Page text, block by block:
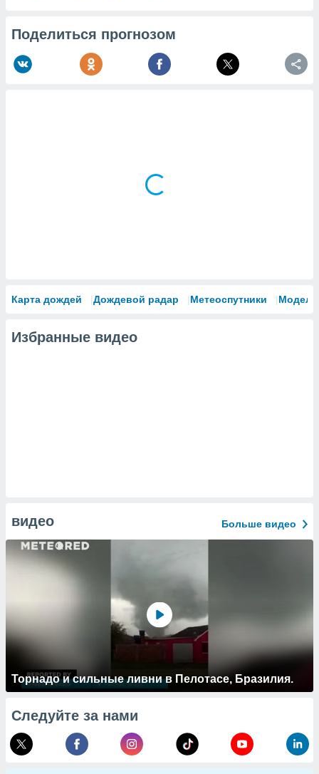
Поделиться прогнозом
Карта дождей Дождевой радар Метеоспутники Модели
Избранные видео
видео Больше видео
Торнадо и сильные ливни в Пелотасе, Бразилия.
Следуйте за нами